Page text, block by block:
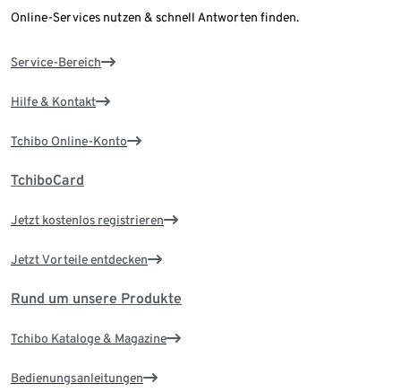
Online-Services nutzen & schnell Antworten finden.
Service-Bereich
Hilfe & Kontakt
Tchibo Online-Konto
TchiboCard
Jetzt kostenlos registrieren
Jetzt Vorteile entdecken
Rund um unsere Produkte
Tchibo Kataloge & Magazine
Bedienungsanleitungen